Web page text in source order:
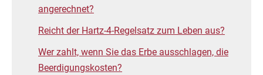
angerechnet?
Reicht der Hartz-4-Regelsatz zum Leben aus?
Wer zahlt, wenn Sie das Erbe ausschlagen, die
Beerdigungskosten?